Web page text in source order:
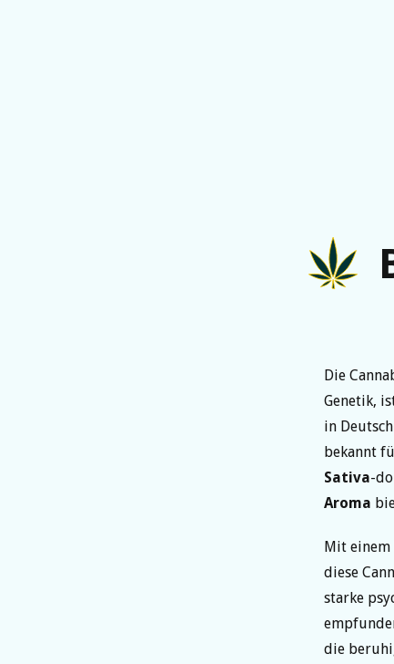
Die
Genetik,
in
bekannt
Sativa-
Aroma
Mit einem
diese
starke
die